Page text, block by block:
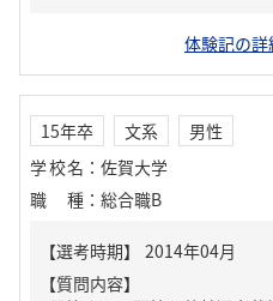
体験記の詳
15年卒 文系
男性
学校名 ： 佐賀大学
職種 ： 総合職B
【質問内容】